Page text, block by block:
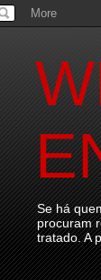
Se há
procuram
tratado. A